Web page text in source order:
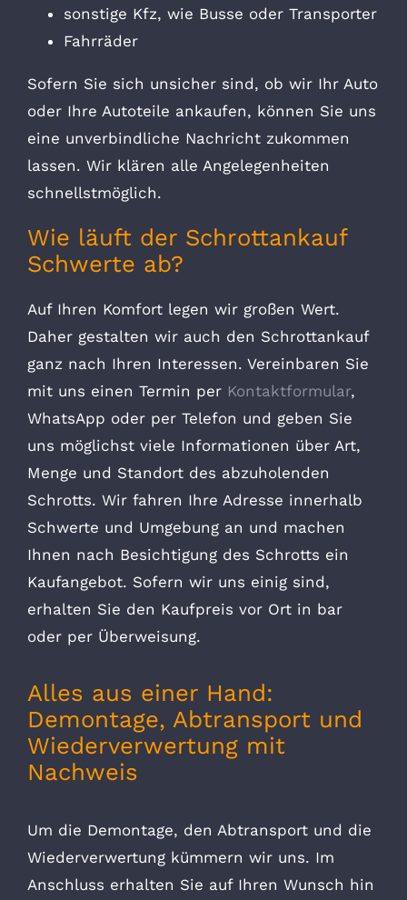
sonstige Kfz, wie Busse oder Transporter
Fahrräder
Sofern Sie sich unsicher sind, ob wir Ihr Auto
oder Ihre Autoteile ankaufen, können Sie uns
eine unverbindliche Nachricht zukommen
lassen. Wir klären alle Angelegenheiten
schnellstmöglich.
Wie läuft der Schrottankauf
Schwerte ab?
Auf Ihren Komfort legen wir großen Wert.
Daher gestalten wir auch den Schrottankauf
ganz nach Ihren Interessen. Vereinbaren Sie
mit uns einen Termin per Kontaktformular,
WhatsApp oder per Telefon und geben Sie
uns möglichst viele Informationen über Art,
Menge und Standort des abzuholenden
Schrotts. Wir fahren Ihre Adresse innerhalb
Schwerte und Umgebung an und machen
Ihnen nach Besichtigung des Schrotts ein
Kaufangebot. Sofern wir uns einig sind,
erhalten Sie den Kaufpreis vor Ort in bar
oder per Überweisung.
Alles aus einer Hand:
Demontage, Abtransport und
Wiederverwertung mit
Nachweis
Um die Demontage, den Abtransport und die
Wiederverwertung kümmern wir uns. Im
Anschluss erhalten Sie auf Ihren Wunsch hin